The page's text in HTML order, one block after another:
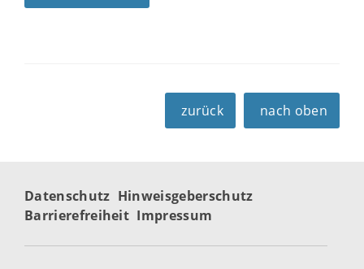
zurück nach oben
Datenschutz Hinweisgeberschutz
Barrierefreiheit Impressum